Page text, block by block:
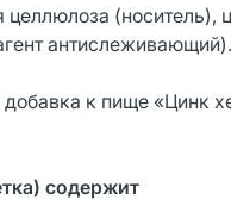
(носитель),
антислеживающий).
добавка к пище «Цинк
содержит